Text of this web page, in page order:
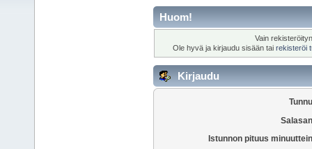
Huom!
Vain
Ole hyvä ja kirjaudu sisään tai rekisteröi
Kirjaudu
Istunnon pituus